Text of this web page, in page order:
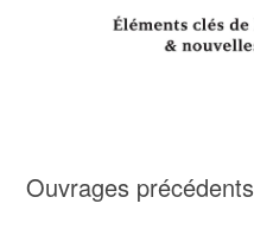
Ouvrages précédents